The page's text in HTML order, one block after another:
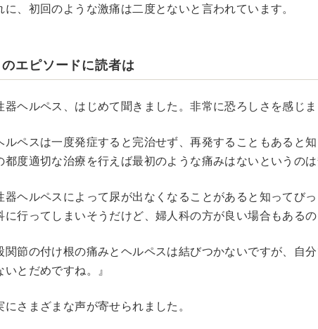
に、初回のような激痛は二度とないと言われています。
のエピソードに読者は
器ヘルペス、はじめて聞きました。非常に恐ろしさを感じま
ルペスは一度発症すると完治せず、再発することもあると
都度適切な治療を行えば最初のような痛みはないというのは
器ヘルペスによって尿が出なくなることがあると知ってび
に行ってしまいそうだけど、婦人科の方が良い場合もあるの
関節の付け根の痛みとヘルペスは結びつかないですが、自
いとだめですね。』
にさまざまな声が寄せられました。